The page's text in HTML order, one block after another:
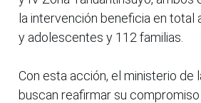
la intervención beneficia en total
y adolescentes y 112 familias.
Con esta acción, el ministerio de
buscan reafirmar su